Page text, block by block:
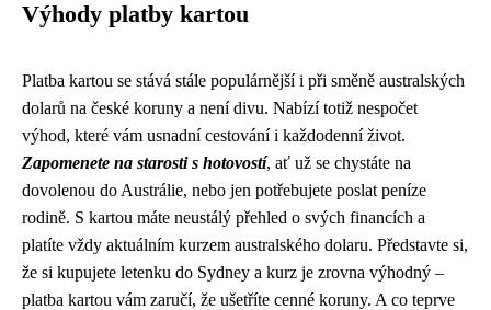
Výhody platby kartou
Platba kartou se stává stále populárnější i při směně australských
dolarů na české koruny a není divu. Nabízí totiž nespočet
výhod, které vám usnadní cestování i každodenní život.
Zapomenete na starosti s hotovostí, ať už se chystáte na
dovolenou do Austrálie, nebo jen potřebujete poslat peníze
rodině. S kartou máte neustálý přehled o svých financích a
platíte vždy aktuálním kurzem australského dolaru. Představte si,
že si kupujete letenku do Sydney a kurz je zrovna výhodný –
platba kartou vám zaručí, že ušetříte cenné koruny. A co teprve